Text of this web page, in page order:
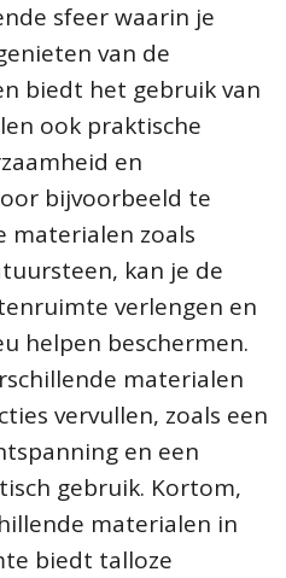
sfeer waarin je
van de
biedt het gebruik van
ook praktische
en
bijvoorbeeld te
materialen zoals
kan je de
verlengen en
helpen beschermen.
materialen
vervullen, zoals een
en een
gebruik. Kortom,
materialen in
biedt talloze